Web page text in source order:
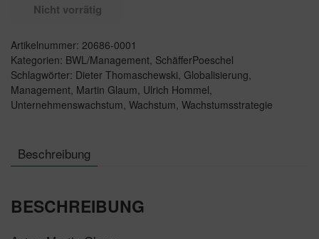
Nicht vorrätig
Artikelnummer: 20686-0001
Kategorien: BWL/Management SchäfferPoeschel
Schlagwörter: Dieter Thomaschewski Globalisierung
Management Martin Glaum Ulrich Hommel
Unternehmenswachstum Wachstum Wachstumsstrategie
Beschreibung
BESCHREIBUNG